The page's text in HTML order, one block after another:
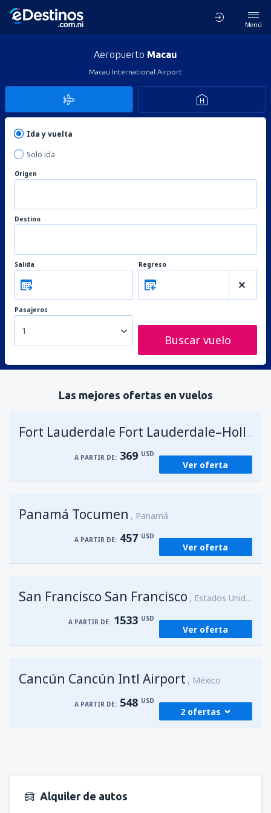
Menú
Aeropuerto Macau
Macau International Airport
Ida y vuelta
Solo ida
Origen
Destino
Salida Regreso
Pasajeros
1
Buscar vuelo
Las mejores ofertas en vuelos
Fort Lauderdale Fort Lauderdale–Hollywood Intl Airport
A PARTIR DE: 369 USD
Ver oferta
Panamá Tocumen Panamá
A PARTIR DE: 457 USD
Ver oferta
San Francisco San Francisco Estados Unidos
A PARTIR DE: 1533 USD
Ver oferta
Cancún Cancún Intl Airport México
A PARTIR DE: 548 USD
2 ofertas
Alquiler de autos